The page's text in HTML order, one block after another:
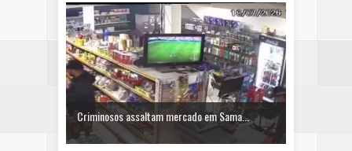
Criminosos assaltam mercado em Sama...